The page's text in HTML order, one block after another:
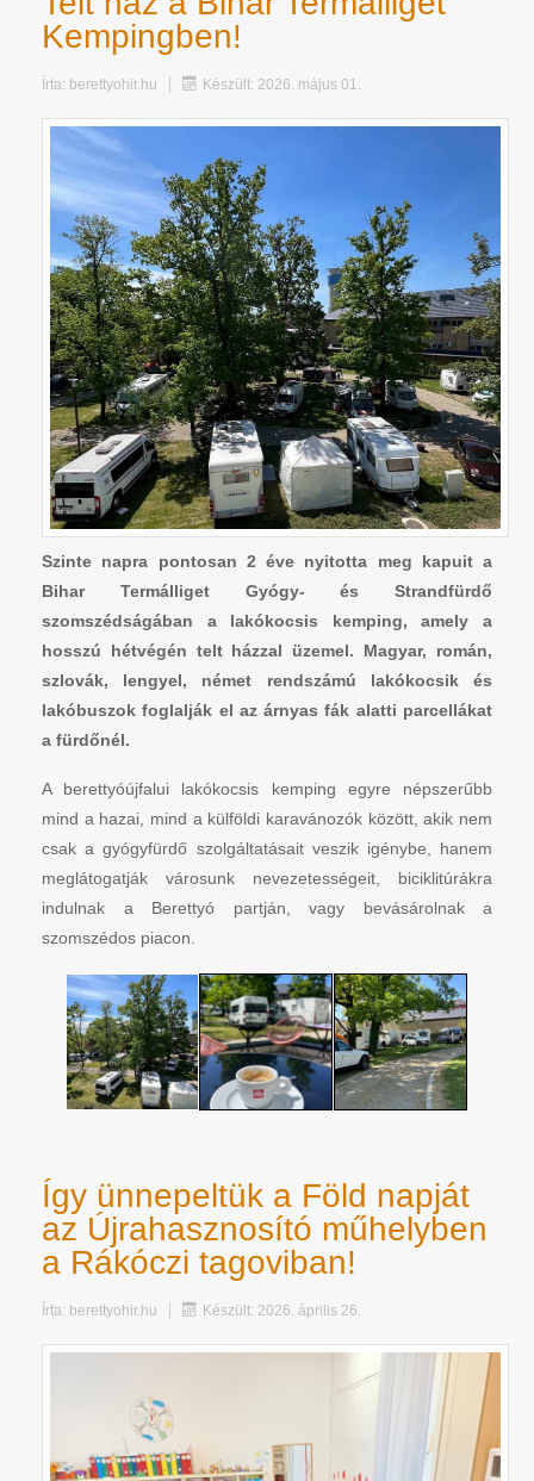
Kempingben!
Írta: berettyohir.hu Készült: 2026. május 01.
Szinte napra pontosan 2 éve nyitotta meg kapuit a
Bihar Termálliget Gyógy- és Strandfürdő
szomszédságában a lakókocsis kemping, amely a
hosszú hétvégén telt házzal üzemel. Magyar, román,
szlovák, lengyel, német rendszámú lakókocsik és
lakóbuszok foglalják el az árnyas fák alatti parcellákat
a fürdőnél.
A berettyóújfalui lakókocsis kemping egyre népszerűbb
mind a hazai, mind a külföldi karavánozók között, akik nem
csak a gyógyfürdő szolgáltatásait veszik igénybe, hanem
meglátogatják városunk nevezetességeit, biciklitúrákra
indulnak a Berettyó partján, vagy bevásárolnak a
szomszédos piacon.
Így ünnepeltük a Föld napját
az Újrahasznosító műhelyben
a Rákóczi tagoviban!
Írta: berettyohir.hu Készült: 2026. április 26.